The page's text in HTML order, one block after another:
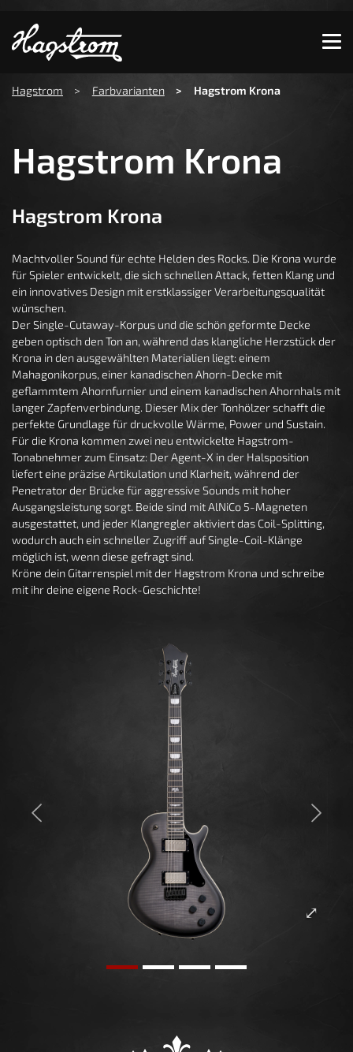
Zeige besser passende Version dieser Seite
Diese Meldung nicht mehr anzeigen
Hagstrom Farbvarianten Hagstrom Krona
Hagstrom Krona
Hagstrom Krona
Machtvoller Sound für echte Helden des Rocks. Die Krona wurde
für Spieler entwickelt, die sich schnellen Attack, fetten Klang und
ein innovatives Design mit erstklassiger Verarbeitungsqualität
wünschen.
Der Single-Cutaway-Korpus und die schön geformte Decke
geben optisch den Ton an, während das klangliche Herzstück der
Krona in den ausgewählten Materialien liegt: einem
Mahagonikorpus, einer kanadischen Ahorn-Decke mit
geflammtem Ahornfurnier und einem kanadischen Ahornhals mit
langer Zapfenverbindung. Dieser Mix der Tonhölzer schafft die
perfekte Grundlage für druckvolle Wärme, Power und Sustain.
Für die Krona kommen zwei neu entwickelte Hagstrom-
Tonabnehmer zum Einsatz: Der Agent-X in der Halsposition
liefert eine präzise Artikulation und Klarheit, während der
Penetrator der Brücke für aggressive Sounds mit hoher
Ausgangsleistung sorgt. Beide sind mit AlNiCo 5-Magneten
ausgestattet, und jeder Klangregler aktiviert das Coil-Splitting,
wodurch auch ein schneller Zugriff auf Single-Coil-Klänge
möglich ist, wenn diese gefragt sind.
Kröne dein Gitarrenspiel mit der Hagstrom Krona und schreibe
mit ihr deine eigene Rock-Geschichte!
Previous Next